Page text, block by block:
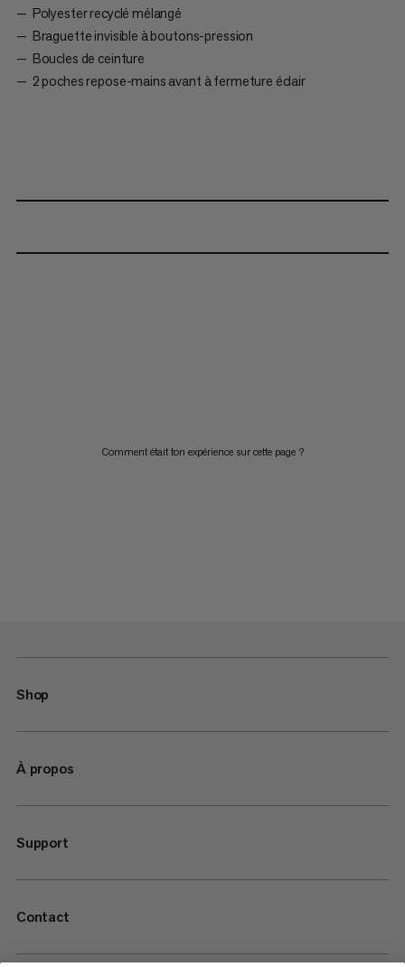
Polyester recyclé mélangé
Braguette invisible à boutons-pression
Boucles de ceinture
2 poches repose-mains avant à fermeture éclair
Comment était ton expérience sur cette page ?
Shop
À propos
Support
Contact